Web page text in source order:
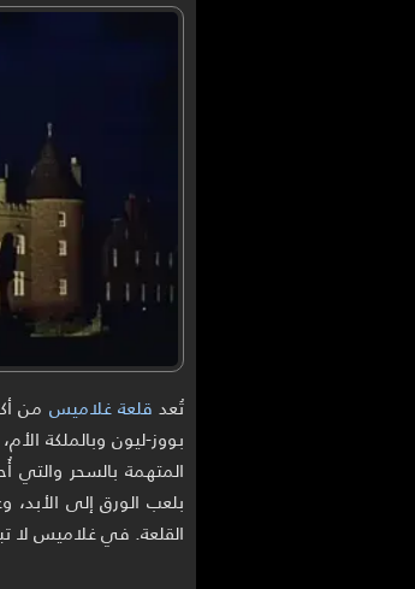
تُعد قلعة غلاميس من
بووز-ليون وبالملكة
المتهمة بالسحر
بلعب الورق إلى
القلعة. في غلاميس لا